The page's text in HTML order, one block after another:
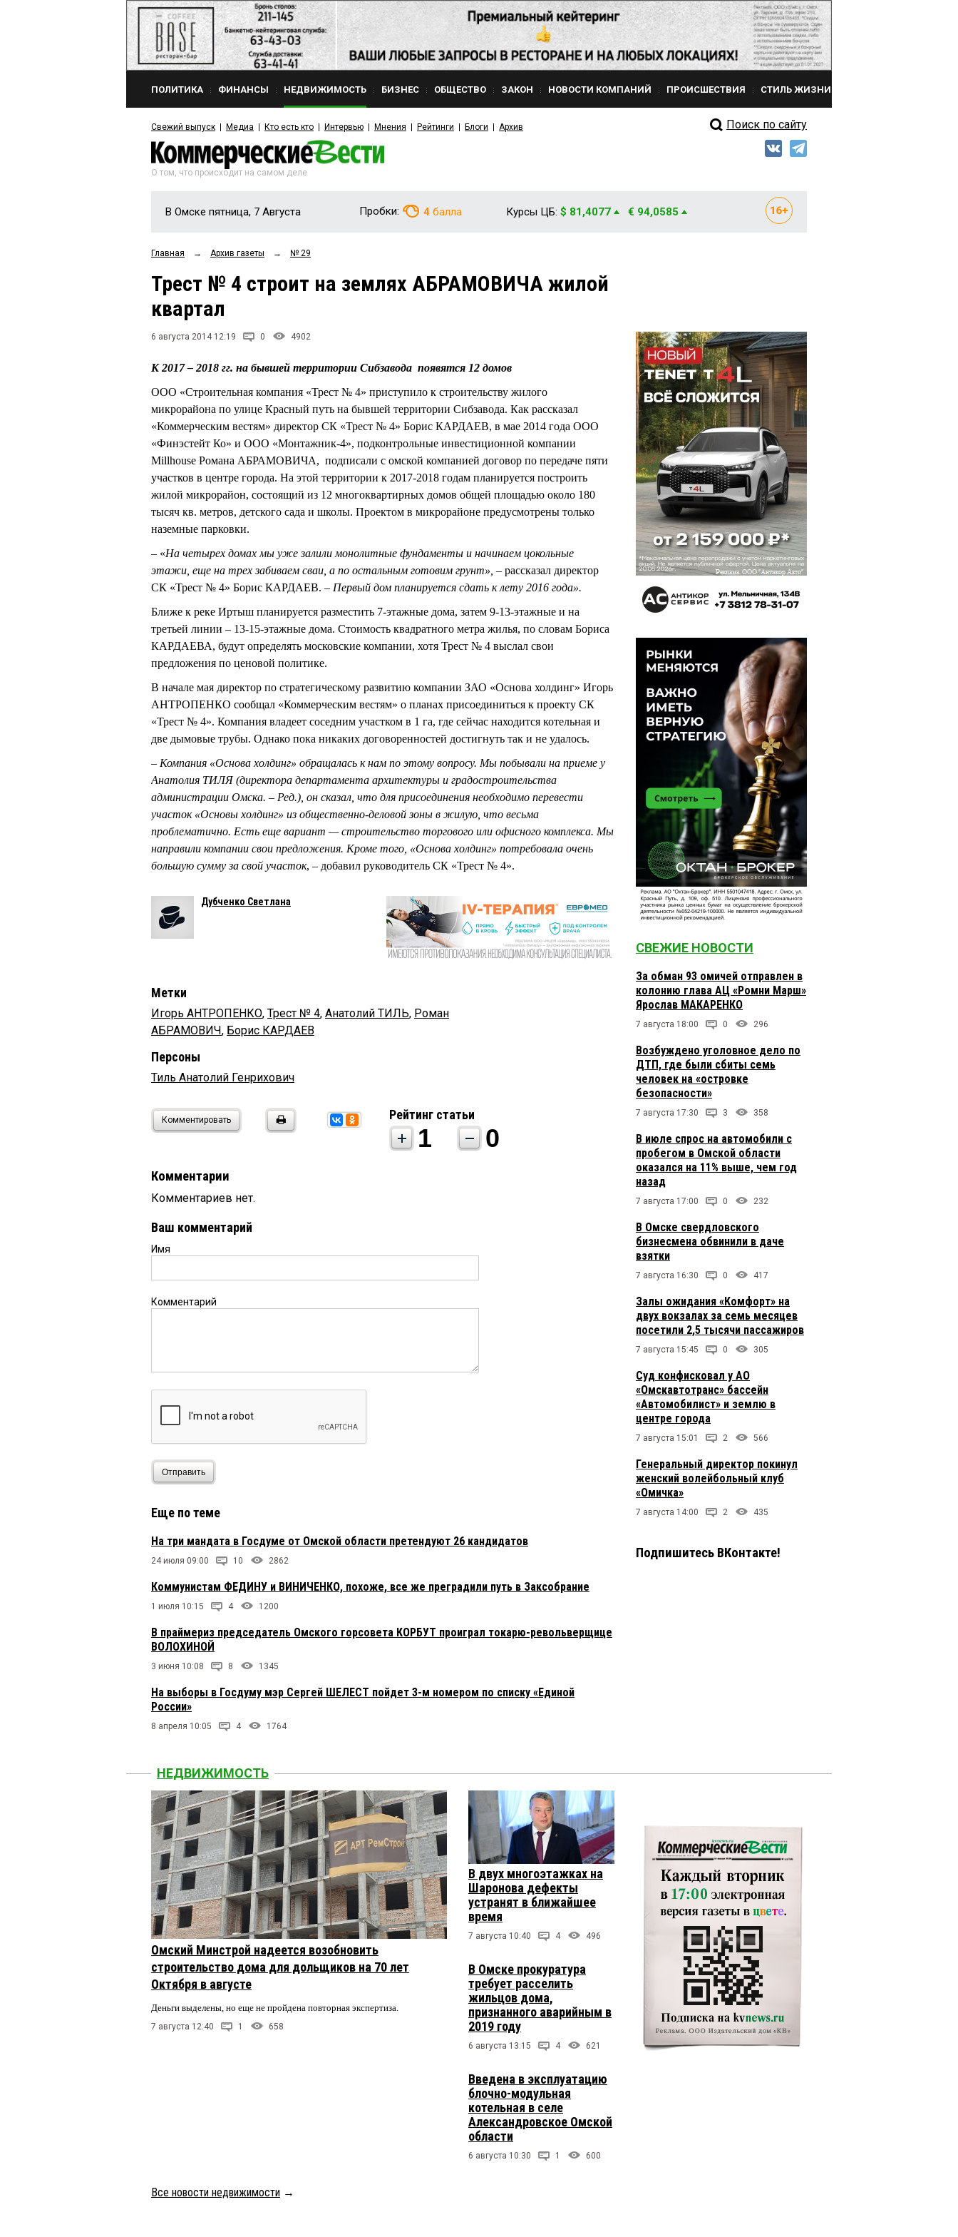
ПОЛИТИКА ФИНАНСЫ НЕДВИЖИМОСТЬ БИЗНЕС ОБЩЕСТВО ЗАКОН НОВОСТИ КОМПАНИЙ ПРОИСШЕСТВИЯ СТИЛЬ ЖИЗНИ
Свежий выпуск Медиа Кто есть кто Интервью Мнения Рейтинги Блоги Архив Поиск по сайту
О том, что происходит на самом деле
В Омске пятница, 7 Августа Пробки: 4 балла Курсы ЦБ: $ 81,4077 € 94,0585
Главная → Архив газеты → № 29
Трест № 4 строит на землях АБРАМОВИЧА жилой
квартал
6 августа 2014 12:19 0 4902
К 2017 – 2018 гг. на бывшей территории Сибзавода появятся 12 домов
ООО «Строительная компания «Трест № 4» приступило к строительству жилого
микрорайона по улице Красный путь на бывшей территории Сибзавода. Как рассказал
«Коммерческим вестям» директор СК «Трест № 4» Борис КАРДАЕВ, в мае 2014 года ООО
«Финэстейт Ко» и ООО «Монтажник-4», подконтрольные инвестиционной компании
Millhouse Романа АБРАМОВИЧА, подписали с омской компанией договор по передаче пяти
участков в центре города. На этой территории к 2017-2018 годам планируется построить
жилой микрорайон, состоящий из 12 многоквартирных домов общей площадью около 180
тысяч кв. метров, детского сада и школы. Проектом в микрорайоне предусмотрены только
наземные парковки.
– «На четырех домах мы уже залили монолитные фундаменты и начинаем цокольные
этажи, еще на трех забиваем сваи, а по остальным готовим грунт», – рассказал директор
СК «Трест № 4» Борис КАРДАЕВ. – Первый дом планируется сдать к лету 2016 года».
Ближе к реке Иртыш планируется разместить 7-этажные дома, затем 9-13-этажные и на
третьей линии – 13-15-этажные дома. Стоимость квадратного метра жилья, по словам Бориса
КАРДАЕВА, будут определять московские компании, хотя Трест № 4 выслал свои
предложения по ценовой политике.
В начале мая директор по стратегическому развитию компании ЗАО «Основа холдинг» Игорь
АНТРОПЕНКО сообщал «Коммерческим вестям» о планах присоединиться к проекту СК
«Трест № 4». Компания владеет соседним участком в 1 га, где сейчас находится котельная и
две дымовые трубы. Однако пока никаких договоренностей достигнуть так и не удалось.
– Компания «Основа холдинг» обращалась к нам по этому вопросу. Мы побывали на приеме у
Анатолия ТИЛЯ (директора департамента архитектуры и градостроительства
администрации Омска. – Ред.), он сказал, что для присоединения необходимо перевести
участок «Основы холдинг» из общественно-деловой зоны в жилую, что весьма
проблематично. Есть еще вариант — строительство торгового или офисного комплекса. Мы
направили компании свои предложения. Кроме того, «Основа холдинг» потребовала очень
большую сумму за свой участок, – добавил руководитель СК «Трест № 4».
Дубченко Светлана
Метки
Игорь АНТРОПЕНКО, Трест № 4, Анатолий ТИЛЬ, Роман
АБРАМОВИЧ, Борис КАРДАЕВ
Персоны
Тиль Анатолий Генрихович
Комментировать Рейтинг статьи
1 0
Комментарии
Комментариев нет.
Ваш комментарий
Имя
Комментарий
Отправить
Еще по теме
На три мандата в Госдуме от Омской области претендуют 26 кандидатов
24 июля 09:00 10 2862
Коммунистам ФЕДИНУ и ВИНИЧЕНКО, похоже, все же преградили путь в Заксобрание
1 июля 10:15 4 1200
В праймериз председатель Омского горсовета КОРБУТ проиграл токарю-револьверщице
ВОЛОХИНОЙ
3 июня 10:08 8 1345
На выборы в Госдуму мэр Сергей ШЕЛЕСТ пойдет 3-м номером по списку «Единой
России»
8 апреля 10:05 4 1764
СВЕЖИЕ НОВОСТИ
За обман 93 омичей отправлен в
колонию глава АЦ «Ромни Марш»
Ярослав МАКАРЕНКО
7 августа 18:00 0 296
Возбуждено уголовное дело по
ДТП, где были сбиты семь
человек на «островке
безопасности»
7 августа 17:30 3 358
В июле спрос на автомобили с
пробегом в Омской области
оказался на 11% выше, чем год
назад
7 августа 17:00 0 232
В Омске свердловского
бизнесмена обвинили в даче
взятки
7 августа 16:30 0 417
Залы ожидания «Комфорт» на
двух вокзалах за семь месяцев
посетили 2,5 тысячи пассажиров
7 августа 15:45 0 305
Суд конфисковал у АО
«Омскавтотранс» бассейн
«Автомобилист» и землю в
центре города
7 августа 15:01 2 566
Генеральный директор покинул
женский волейбольный клуб
«Омичка»
7 августа 14:00 2 435
Подпишитесь ВКонтакте!
НЕДВИЖИМОСТЬ
Омский Минстрой надеется возобновить
строительство дома для дольщиков на 70 лет
Октября в августе
Деньги выделены, но еще не пройдена повторная экспертиза.
7 августа 12:40 1 658
В двух многоэтажках на
Шаронова дефекты
устранят в ближайшее
время
7 августа 10:40 4 496
В Омске прокуратура
требует расселить
жильцов дома,
признанного аварийным в
2019 году
6 августа 13:15 4 621
Введена в эксплуатацию
блочно-модульная
котельная в селе
Александровское Омской
области
6 августа 10:30 1 600
Все новости недвижимости →